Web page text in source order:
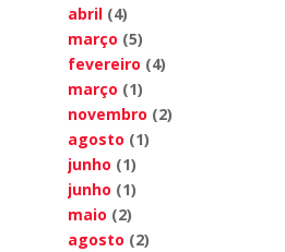
abril(4)
março (5)
fevereiro (4)
março (1)
novembro (2)
agosto (1)
junho (1)
junho (1)
maio (2)
agosto (2)